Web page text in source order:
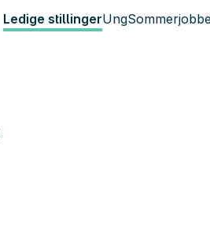
Ledige stillingerUng